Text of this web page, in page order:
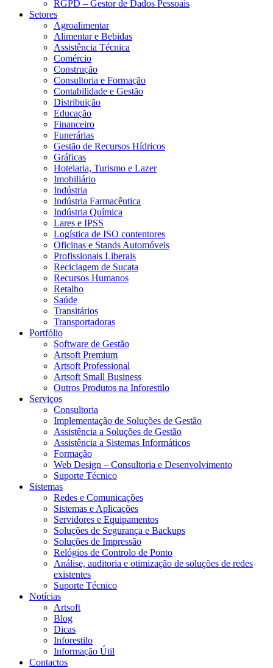
RGPD – Gestor de Dados Pessoais
Setores
Agroalimentar
Alimentar e Bebidas
Assistência Técnica
Comércio
Construção
Consultoria e Formação
Contabilidade e Gestão
Distribuição
Educação
Financeiro
Funerárias
Gestão de Recursos Hídricos
Gráficas
Hotelaria, Turismo e Lazer
Imobiliário
Indústria
Indústria Farmacêutica
Indústria Química
Lares e IPSS
Logística de ISO contentores
Oficinas e Stands Automóveis
Profissionais Liberais
Reciclagem de Sucata
Recursos Humanos
Retalho
Saúde
Transitários
Transportadoras
Portfólio
Software de Gestão
Artsoft Premium
Artsoft Professional
Artsoft Small Business
Outros Produtos na Inforestilo
Serviços
Consultoria
Implementação de Soluções de Gestão
Assistência a Soluções de Gestão
Assistência a Sistemas Informáticos
Formação
Web Design – Consultoria e Desenvolvimento
Suporte Técnico
Sistemas
Redes e Comunicações
Sistemas e Aplicações
Servidores e Equipamentos
Soluções de Segurança e Backups
Soluções de Impressão
Relógios de Controlo de Ponto
Análise, auditoria e otimização de soluções de redes
existentes
Suporte Técnico
Notícias
Artsoft
Blog
Dicas
Inforestilo
Informação Útil
Contactos